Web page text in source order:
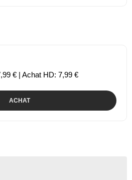
€ | Achat HD: 7,99 €
ACHAT